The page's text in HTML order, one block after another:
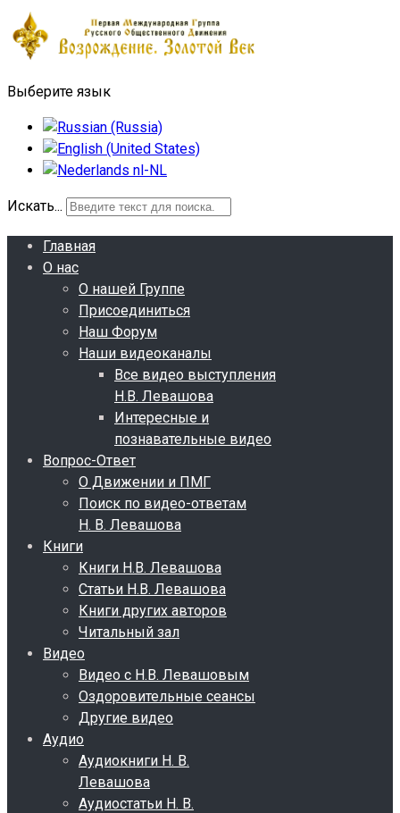
Выберите язык
Искать...
Главная
О нас
О нашей Группе
Присоединиться
Наш Форум
Наши видеоканалы
Все видео выступления
Н.В. Левашова
Интересные и
познавательные видео
Вопрос-Ответ
О Движении и ПМГ
Поиск по видео-ответам
Н. В. Левашова
Книги
Книги Н.В. Левашова
Статьи Н.В. Левашова
Книги других авторов
Читальный зал
Видео
Видео с Н.В. Левашовым
Оздоровительные сеансы
Другие видео
Аудио
Аудиокниги Н. В.
Левашова
Аудиостатьи Н. В.